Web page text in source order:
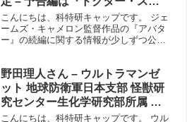
レンジ マルチバース・オブ・マ
ッドネス』の公開時に上映され
る模様
こんにちは、科特研キャップです。 ジェ
ームズ・キャメロン監督作品の『アバタ
ー』の続編に関する情報が少しずつ公開
2022年12月とのこと。 日本での予告編
は、『ドクター...
野田理人さん – ウルトラマンゼ
ット 地球防衛軍日本支部 怪獣研
究センター生化学研究部所属 カ
ブラギ シンヤ役だ。- 寄生生物セ
こんにちは、科特研キャップです。 ウル